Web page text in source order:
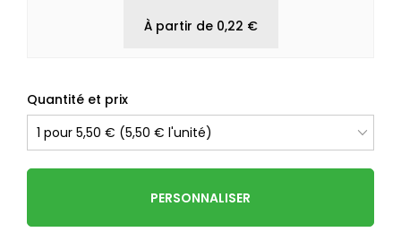
À partir de 0,22 €
Quantité et prix
PERSONNALISER